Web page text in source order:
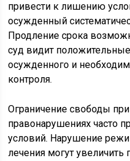
привести к лишению
осужденный
Продление срока
суд видит
осужденного и
контроля.
Ограничение свободы
правонарушениях часто
условий. Нарушение
лечения могут увеличить